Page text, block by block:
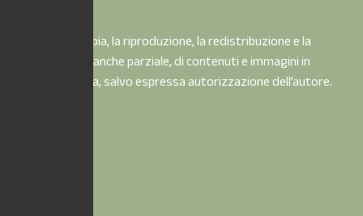
È vietata la copia, la riproduzione, la redistribuzione e la
pubblicazione, anche parziale, di contenuti e immagini in
qualsiasi forma, salvo espressa autorizzazione dell’autore.